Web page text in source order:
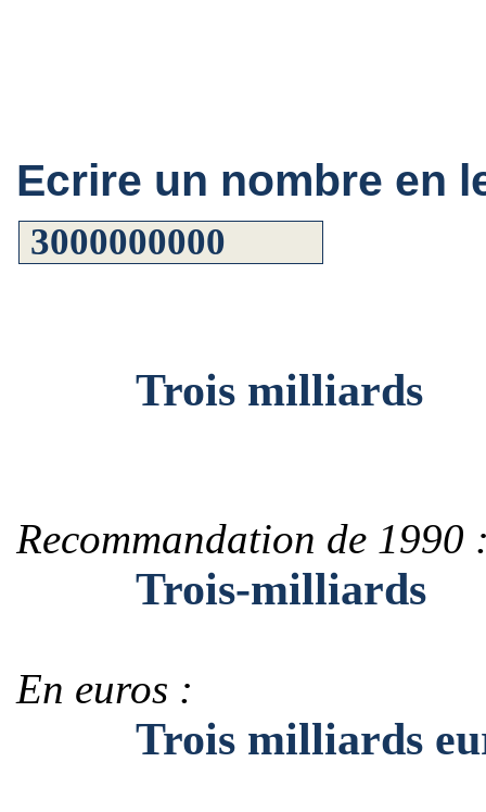
Ecrire un nombre en
Trois milliards
Recommandation de 1990
Trois-milliards
En euros :
Trois milliards